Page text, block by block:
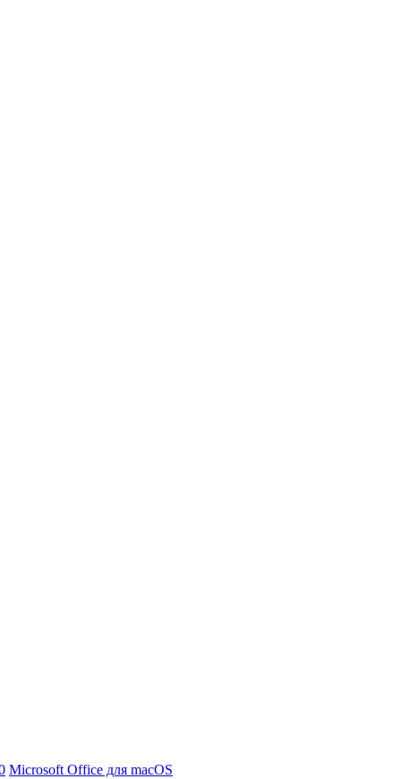
Microsoft Office для macOS